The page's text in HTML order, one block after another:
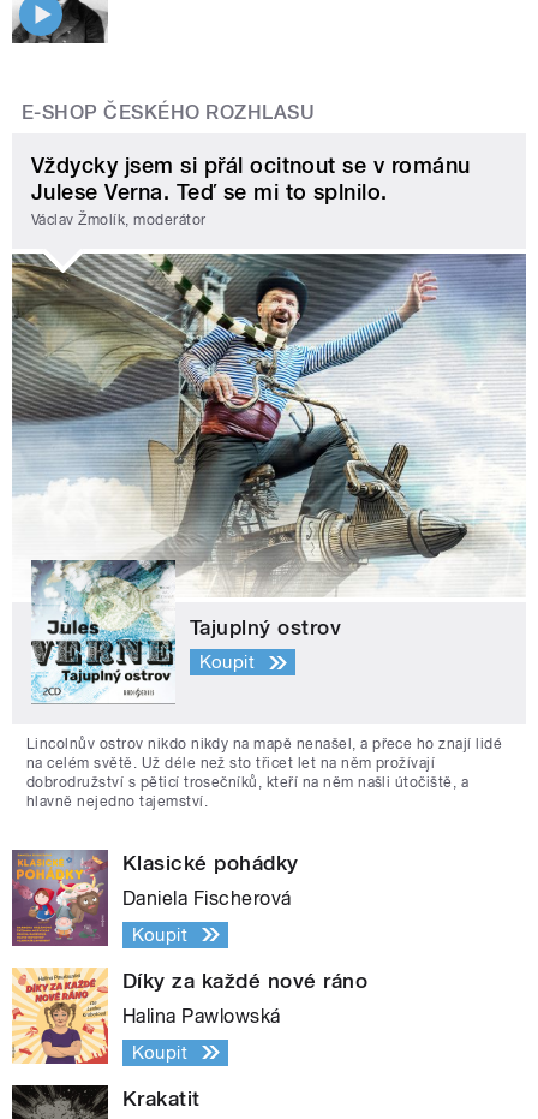
E-SHOP ČESKÉHO ROZHLASU
Vždycky jsem si přál ocitnout se v románu
Julese Verna. Teď se mi to splnilo.
Václav Žmolík, moderátor
Tajuplný ostrov
Koupit
Lincolnův ostrov nikdo nikdy na mapě nenašel, a přece ho znají lidé
na celém světě. Už déle než sto třicet let na něm prožívají
dobrodružství s pěticí trosečníků, kteří na něm našli útočiště, a
hlavně nejedno tajemství.
Klasické pohádky
Daniela Fischerová
Koupit
Díky za každé nové ráno
Halina Pawlowská
Koupit
Krakatit